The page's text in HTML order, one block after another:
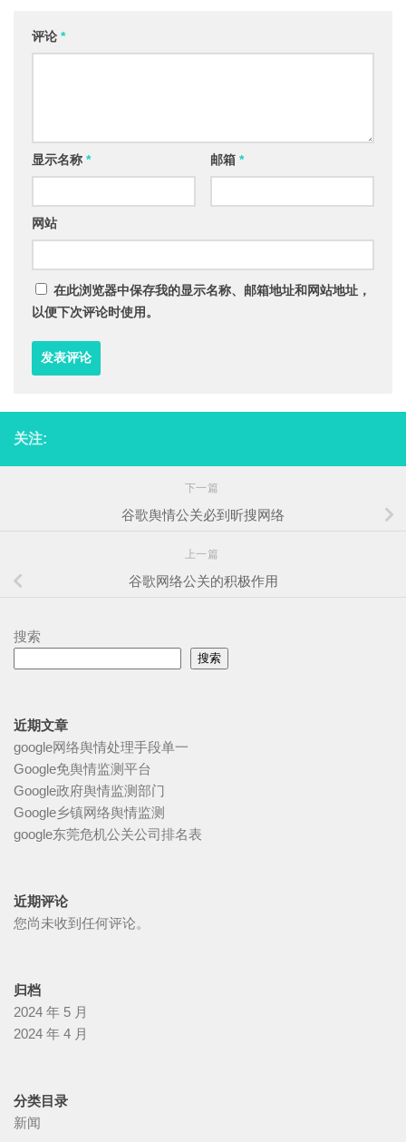
评论 *
显示名称 * 邮箱 *
网站
在此浏览器中保存我的显示名称、邮箱地址和网站地址，
以便下次评论时使用。
关注:
下一篇
谷歌舆情公关必到昕搜网络
上一篇
谷歌网络公关的积极作用
搜索
搜索
近期文章
google网络舆情处理手段单一
Google免舆情监测平台
Google政府舆情监测部门
Google乡镇网络舆情监测
google东莞危机公关公司排名表
近期评论
您尚未收到任何评论。
归档
2024 年 5 月
2024 年 4 月
分类目录
新闻